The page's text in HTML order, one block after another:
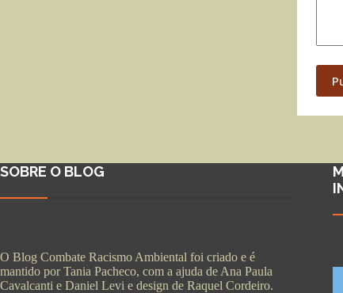
SOBRE O BLOG
O Blog Combate Racismo Ambiental foi criado e é
mantido por Tania Pacheco, com a ajuda de Ana Paula
Cavalcanti e Daniel Levi e design de Raquel Cordeiro.